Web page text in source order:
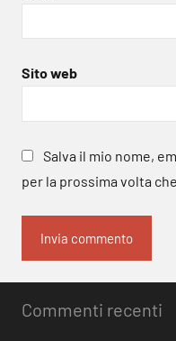
Sito web
Salva il mio nome,
per la prossima volta
Commenti recenti